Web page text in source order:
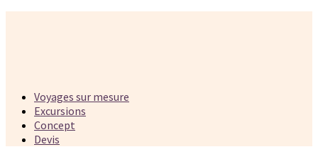
Voyages sur mesure
Excursions
Concept
Devis